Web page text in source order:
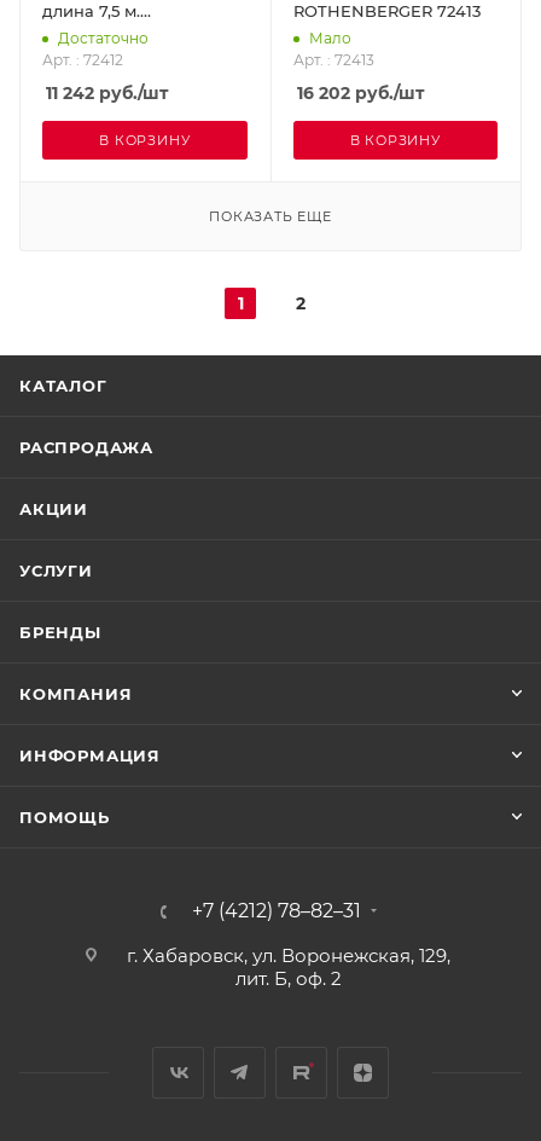
длина 7,5 м.
ROTHENBERGER 72412
Достаточно
Арт. : 72412
11 242 руб./шт
В КОРЗИНУ
ROTHENBERGER 72413
Мало
Арт. : 72413
16 202руб./шт
В КОРЗИНУ
ПОКАЗАТЬ ЕЩЕ
1 2
КАТАЛОГ
РАСПРОДАЖА
АКЦИИ
УСЛУГИ
БРЕНДЫ
КОМПАНИЯ
ИНФОРМАЦИЯ
ПОМОЩЬ
+7 (4212) 78–82–31
г. Хабаровск, ул. Воронежская, 129,
лит. Б, оф. 2